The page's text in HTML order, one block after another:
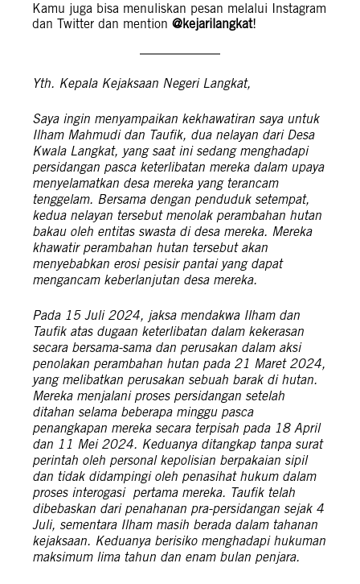
Kamu juga bisa menuliskan pesan melalui Instagram
dan Twitter dan mention @kejarilangkat!
Yth. Kepala Kejaksaan Negeri Langkat,
Saya ingin menyampaikan kekhawatiran saya untuk
Ilham Mahmudi dan Taufik, dua nelayan dari Desa
Kwala Langkat, yang saat ini sedang menghadapi
persidangan pasca keterlibatan mereka dalam upaya
menyelamatkan desa mereka yang terancam
tenggelam. Bersama dengan penduduk setempat,
kedua nelayan tersebut menolak perambahan hutan
bakau oleh entitas swasta di desa mereka. Mereka
khawatir perambahan hutan tersebut akan
menyebabkan erosi pesisir pantai yang dapat
mengancam keberlanjutan desa mereka.
Pada 15 Juli 2024, jaksa mendakwa Ilham dan
Taufik atas dugaan keterlibatan dalam kekerasan
secara bersama-sama dan perusakan dalam aksi
penolakan perambahan hutan pada 21 Maret 2024,
yang melibatkan perusakan sebuah barak di hutan.
Mereka menjalani proses persidangan setelah
ditahan selama beberapa minggu pasca
penangkapan mereka secara terpisah pada 18 April
dan 11 Mei 2024. Keduanya ditangkap tanpa surat
perintah oleh personal kepolisian berpakaian sipil
dan tidak didampingi oleh penasihat hukum dalam
proses interogasi pertamamereka. Taufik telah
dibebaskan dari penahanan pra-persidangan sejak 4
Juli, sementara Ilham masih berada dalam tahanan
kejaksaan. Keduanya berisiko menghadapi hukuman
maksimum lima tahun dan enam bulan penjara.